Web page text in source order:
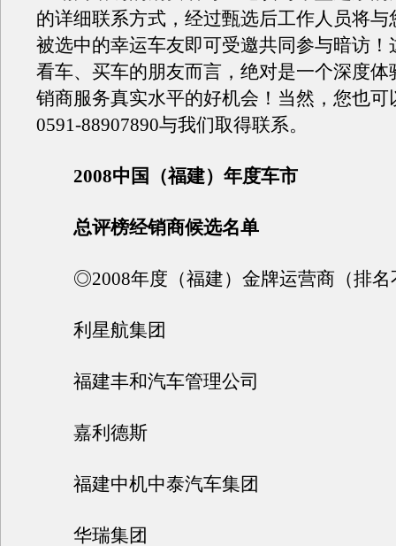
的详细联系方式，经过甄选后工作人员将与
被选中的幸运车友即可受邀共同参与暗访！
看车、买车的朋友而言，绝对是一个深度体
销商服务真实水平的好机会！当然，您也可
0591-88907890与我们取得联系。
2008中国（福建）年度车市
总评榜经销商候选名单
◎2008年度（福建）金牌运营商（排名
利星航集团
福建丰和汽车管理公司
嘉利德斯
福建中机中泰汽车集团
华瑞集团